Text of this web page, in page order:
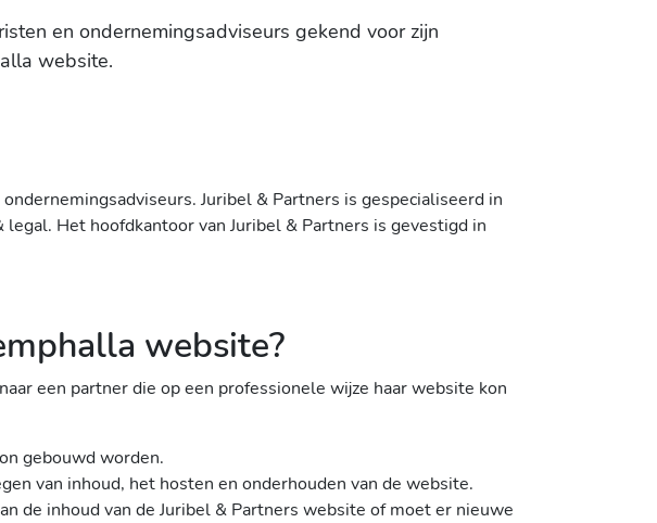
en ondernemingsadviseurs gekend voor zijn
website.
Juribel & Partners is gespecialiseerd in
Het hoofdkantoor van Juribel & Partners is gevestigd in
website?
een partner die op een professionele wijze haar website kon
gebouwd worden.
van inhoud, het hosten en onderhouden van de website.
de inhoud van de Juribel & Partners website of moet er nieuwe